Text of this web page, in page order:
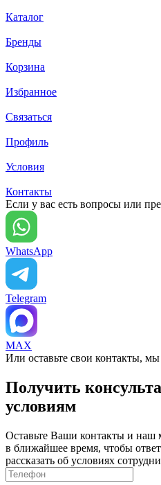
Каталог
Бренды
Корзина
Избранное
Связаться
Профиль
Условия
Контакты
Если у вас есть вопросы или
WhatsApp
Telegram
MAX
Или оставьте свои контакты,
Получить
условиям
Оставьте Ваши контакты и наш
в ближайшее время, чтобы
рассказать об условиях